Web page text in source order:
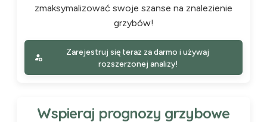
zmaksymalizować swoje szanse na znalezienie
grzybów!
Zarejestruj się teraz za darmo i używaj
rozszerzonej analizy!
Wspieraj prognozy grzybowe